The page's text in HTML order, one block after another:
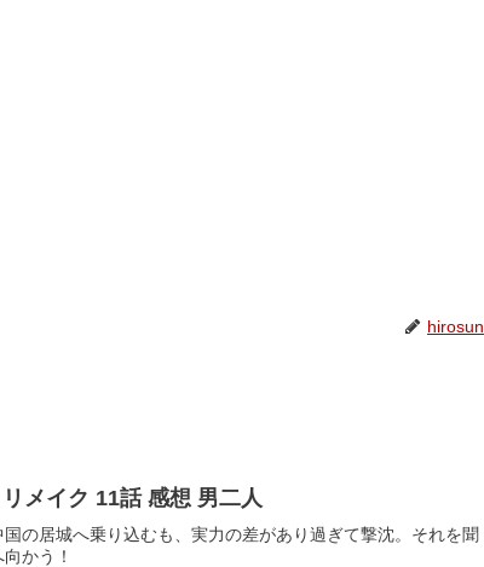
hirosun
メイク 11話 感想 男二人
の居城へ乗り込むも、実力の差があり過ぎて撃沈。それを聞
かう！